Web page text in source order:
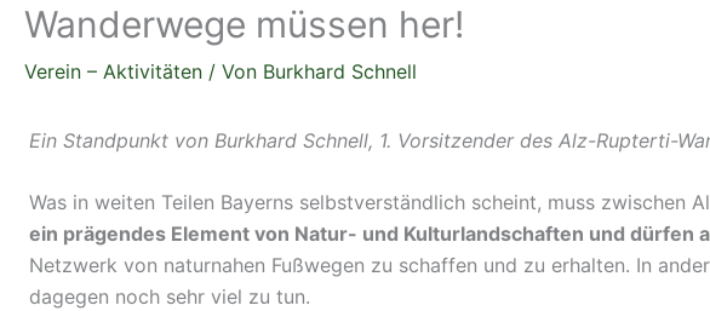
Wanderwege müssen her!
Verein – Aktivitäten / Von Burkhard Schnell
Ein Standpunkt von Burkhard Schnell, 1. Vorsitzender des Alz-Rupterti-
Was in weiten Teilen Bayerns selbstverständlich scheint, muss zwischen
ein prägendes Element von Natur- und Kulturlandschaften und dürfen
Netzwerk von naturnahen Fußwegen zu schaffen und zu erhalten. In
dagegen noch sehr viel zu tun.